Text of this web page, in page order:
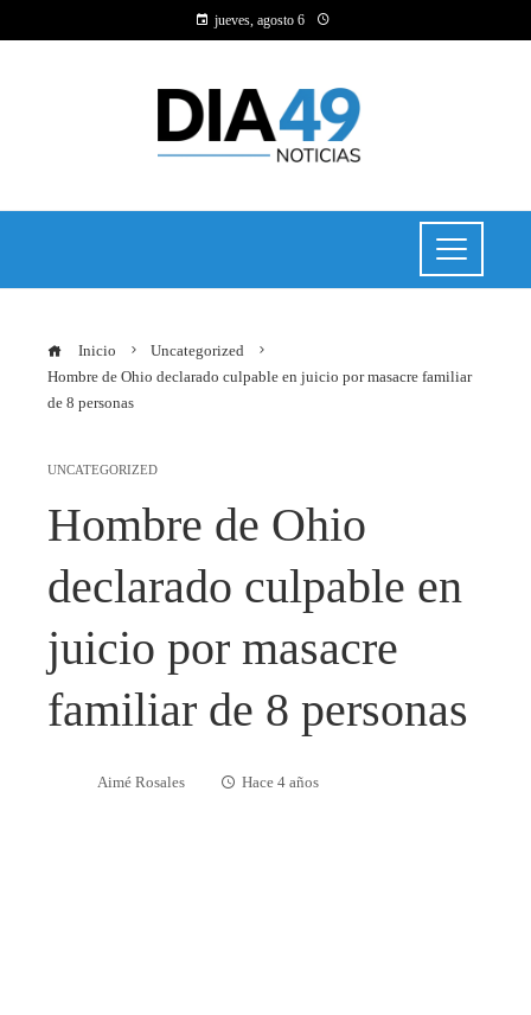
jueves, agosto 6
Inicio
Uncategorized
Hombre de Ohio declarado culpable en juicio por masacre familiar
de 8 personas
UNCATEGORIZED
Hombre de Ohio
declarado culpable en
juicio por masacre
familiar de 8 personas
Aimé Rosales Hace 4 años